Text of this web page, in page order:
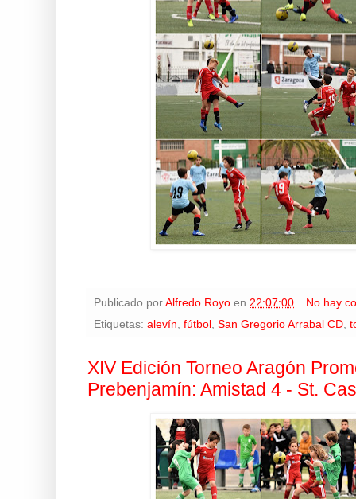
Publicado por Alfredo Royo en 22:07:00
No hay
Etiquetas: alevín fútbol San Gregorio Arrabal CD
XIV Edición Torneo Aragón
Prebenjamín: Amistad 4 - St.